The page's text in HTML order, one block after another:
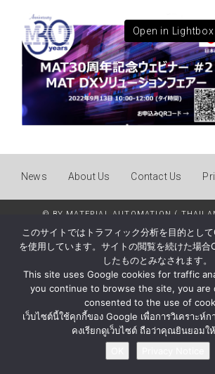
Open in Lightbox
News About Us Contact Us
© BY MATERIAL AUTOMATION (
このサイトではトラフィック分析を目的とし
を使用しています。サイトの閲覧を続けた場
したものとみなされます。
This site uses Google cookies for traffic
you continue to browse the site, you are
consented to the use of
เว็บไซต์นี้ใช้คุกกี้ของ Google เพื่อการวิเคราะห์
คงเรียกดูเว็บไซต์ ถือว่าคุณยินยอมใ